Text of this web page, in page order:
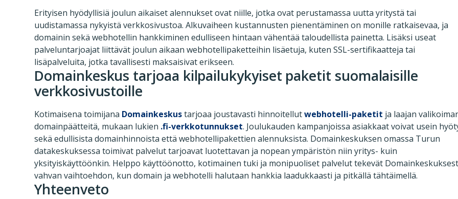
Erityisen hyödyllisiä joulun aikaiset alennukset ovat niille, jotka ovat perustamassa uutta yritystä tai
uudistamassa nykyistä verkkosivustoa. Alkuvaiheen kustannusten pienentäminen on monille ratkaisevaa, ja
domainin sekä webhotellin hankkiminen edulliseen hintaan vähentää taloudellista painetta. Lisäksi useat
palveluntarjoajat liittävät joulun aikaan webhotellipaketteihin lisäetuja, kuten SSL-sertifikaatteja tai
lisäpalveluita, jotka tavallisesti maksaisivat erikseen.
Domainkeskus tarjoaa kilpailukykyiset paketit suomalaisille
verkkosivustoille
Kotimaisena toimijana Domainkeskustarjoaa joustavasti hinnoitellutwebhotelli-paketit ja laajan
domainpäätteitä, mukaan lukien .fi-verkkotunnukset. Joulukauden kampanjoissa asiakkaat voivat usein
sekä edullisista domainhinnoista että webhotellipakettien alennuksista. Domainkeskuksen omassa Turun
datakeskuksessa toimivat palvelut tarjoavat luotettavan ja nopean ympäristön niin yritys- kuin
yksityiskäyttöönkin. Helppo käyttöönotto, kotimainen tuki ja monipuoliset palvelut tekevät
vahvan vaihtoehdon, kun domain ja webhotelli halutaan hankkia laadukkaasti ja pitkällä tähtäimellä.
Yhteenveto